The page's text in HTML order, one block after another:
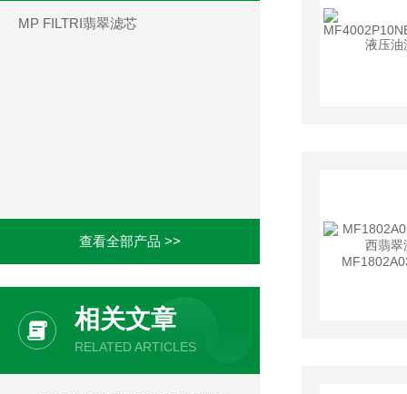
MP FILTRI翡翠滤芯
查看全部产品 >>
相关文章
RELATED ARTICLES